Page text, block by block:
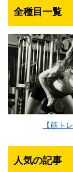
全種目一覧
【筋ト
人気の記事